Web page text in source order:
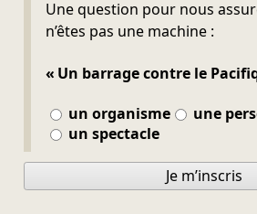
Une question pour nous
n’êtes pas une machine :
« Un barrage contre le
un organisme
une
un spectacle
Je m’inscris